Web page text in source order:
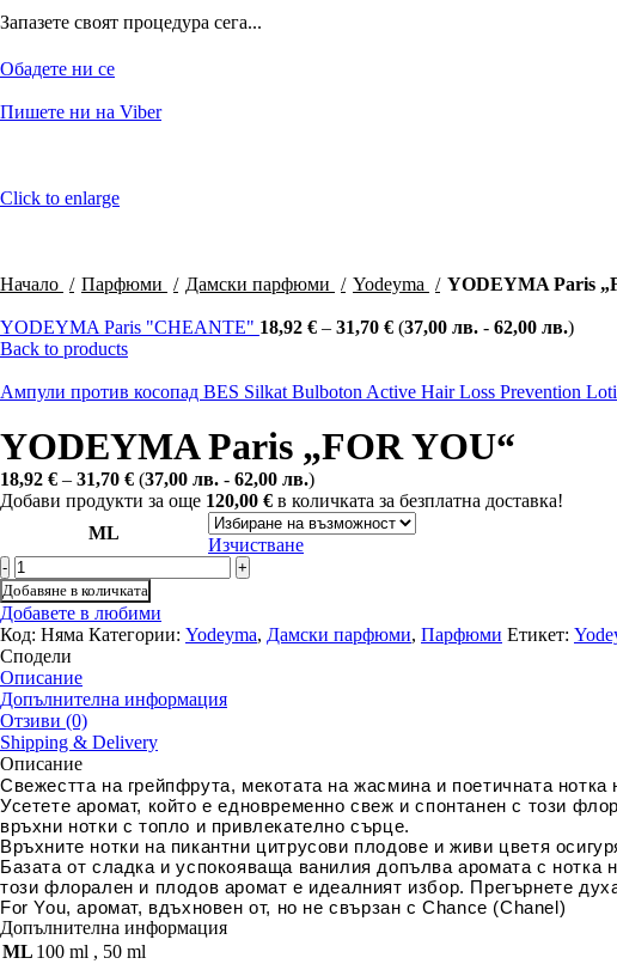
Запазете своят процедура сега...
Обадете ни се
Пишете ни на Viber
Click to enlarge
Начало Парфюми Дамски парфюми Yodeyma YODEYMA Paris
YODEYMA Paris "CHEANTE" 18,92 € – 31,70 € (37,00 лв. - 62,00 лв.)
Back to products
Ампули против косопад BES Silkat Bulboton Active Hair Loss Prevention
Купи с
YODEYMA Paris „FOR YOU“
18,92 € – 31,70 € (37,00 лв. - 62,00 лв.)
Добави продукти за още 120,00 € в количката за безплатна доставка!
ML
Изчистване
количество
за
YODEYMA
Paris
"FOR
YOU"
Добавяне в количката
Добавете в любими
Код: Няма Категории: Yodeyma, Дамски парфюми, Парфюми Етикет:
Сподели
Описание
Допълнителна информация
Отзиви (0)
Shipping & Delivery
Описание
Свежестта на грейпфрута, мекотата на жасмина и поетичната
Усетете аромат, който е едновременно свеж и спонтанен с този
връхни нотки с топло и привлекателно сърце.
Връхните нотки на пикантни цитрусови плодове и живи цветя
Базата от сладка и успокояваща ванилия допълва аромата с
този флорален и плодов аромат е идеалният избор. Прегърнете
For You, аромат, вдъхновен от, но не свързан с Chance (Chanel)
Допълнителна информация
ML 100 ml , 50 ml